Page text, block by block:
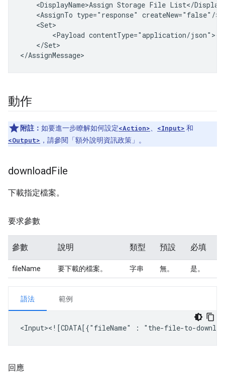
<DisplayName>Assign Storage File
<AssignTo type="response"
<Payload
</Set>
動作
附註： 如要進一步瞭解如何設定<Action> <Input> 和
<Output> ，請參閱「額外說明資訊政策」。
downloadFile
下載指定檔案。
要求參數
參數 說明 類型 預設 必填
fileName 要下載的檔案。 字串 無。 是。
語法 範例
<Input><![CDATA[{"fileName" :
回應